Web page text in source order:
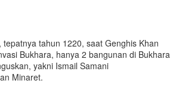
tahun 1220, saat Genghis Khan
Bukhara, hanya 2 bangunan di Bukhara
yakni Ismail Samani
Minaret.